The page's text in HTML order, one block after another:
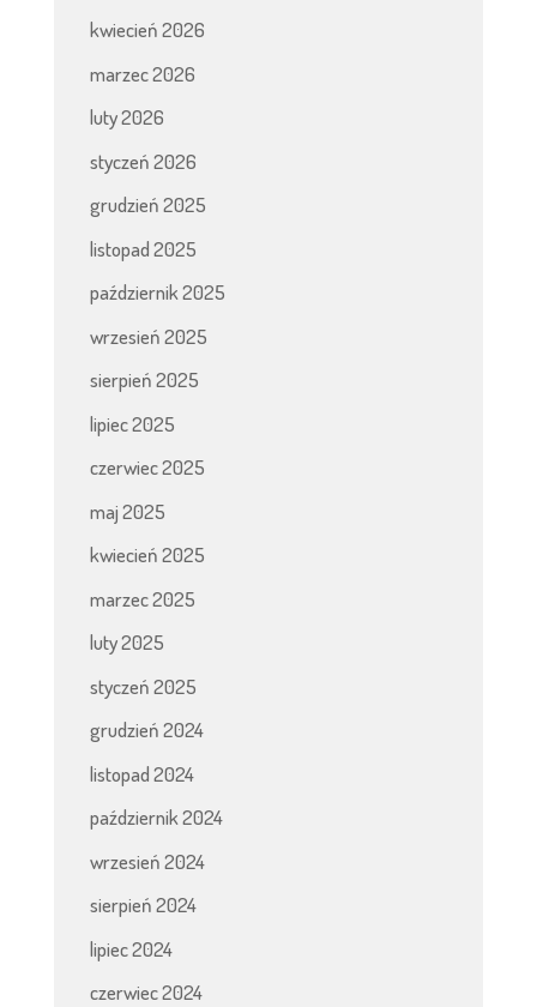
kwiecień 2026
marzec 2026
luty 2026
styczeń 2026
grudzień 2025
listopad 2025
październik 2025
wrzesień 2025
sierpień 2025
lipiec 2025
czerwiec 2025
maj 2025
kwiecień 2025
marzec 2025
luty 2025
styczeń 2025
grudzień 2024
listopad 2024
październik 2024
wrzesień 2024
sierpień 2024
lipiec 2024
czerwiec 2024